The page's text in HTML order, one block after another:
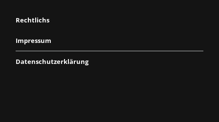
Rechtlichs
Impressum
Datenschutzerklärung